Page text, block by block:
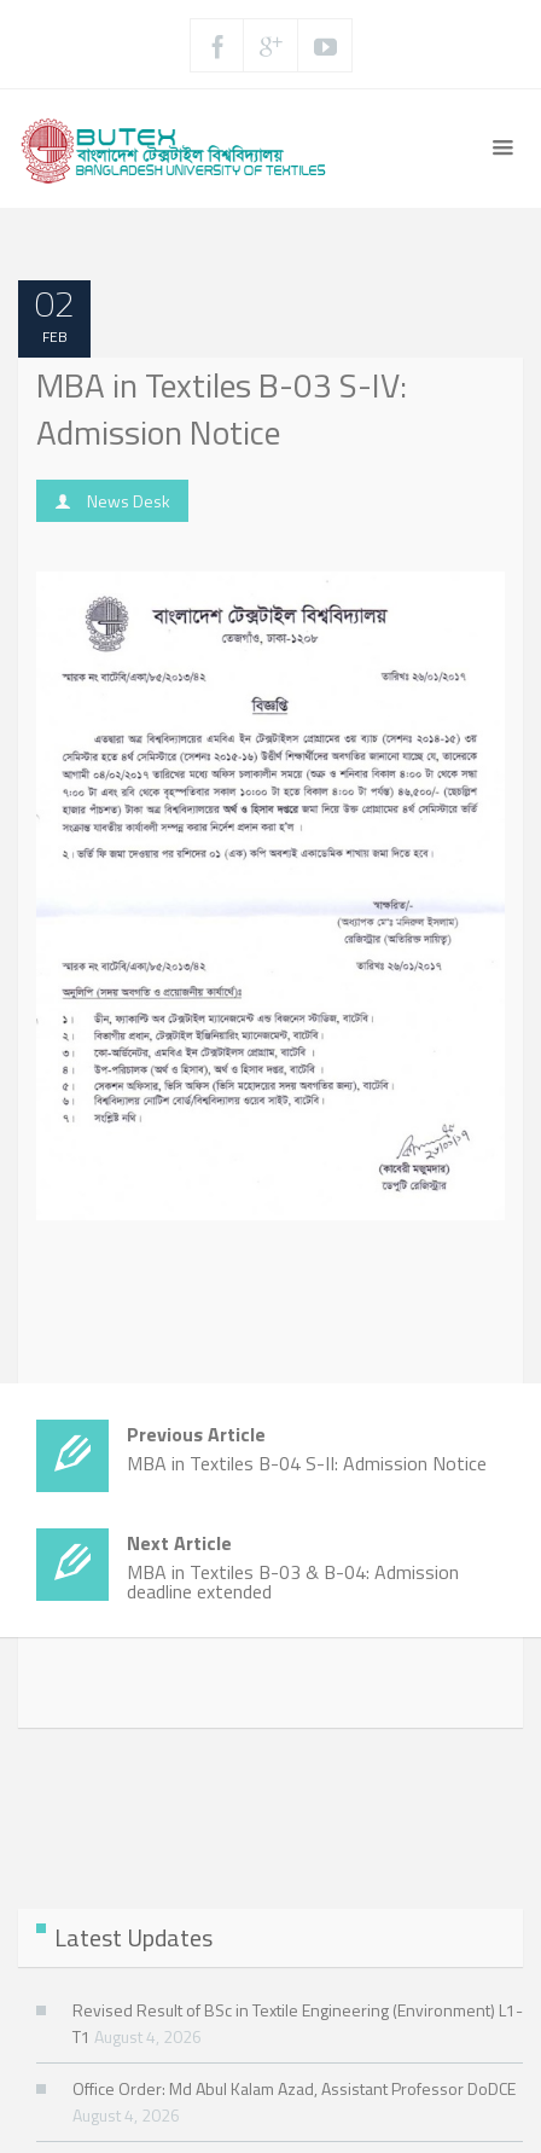
02
FEB
MBA in Textiles B-03 S-IV:
Admission Notice
News Desk
Previous Article
MBA in Textiles B-04 S-II: Admission Notice
Next Article
MBA in Textiles B-03 & B-04: Admission
deadline extended
Latest Updates
Revised Result of BSc in Textile Engineering (Environment) L1-
T1 August 4, 2026
Office Order: Md Abul Kalam Azad, Assistant Professor DoDCE
August 4, 2026